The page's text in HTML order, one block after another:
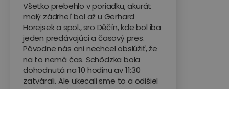
Všetko prebehlo v poriadku, akurát
malý zádrheľ bol až u Gerhard
Horejsek a spol., sro Děčín, kde bol iba
jeden predávajúci a časový pres.
Pôvodne nás ani nechcel obslúžiť, že
na to nemá čas. Schôdzka bola
dohodnutá na 10 hodinu av 11:30
zatvárali. Ale ukecali sme to a odišiel
som so zakúpeným autom.